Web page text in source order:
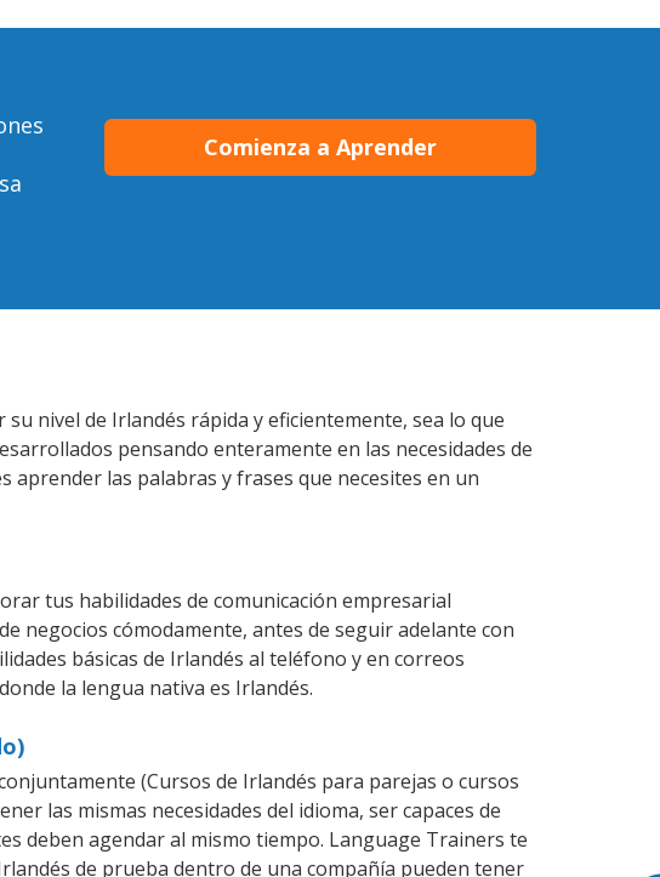
Comienza a Aprender
nivel de Irlandés rápida y eficientemente, sea lo que
pensando enteramente en las necesidades de
aprender las palabras y frases que necesites en un
tus habilidades de comunicación empresarial
negocios cómodamente, antes de seguir adelante con
básicas de Irlandés al teléfono y en correos
la lengua nativa es Irlandés.
(Cursos de Irlandés para parejas o cursos
las mismas necesidades del idioma, ser capaces de
deben agendar al mismo tiempo. Language Trainers te
de prueba dentro de una compañía pueden tener